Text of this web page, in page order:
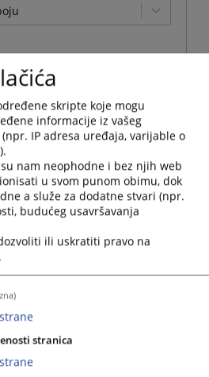
Pretraži
skripte koje mogu
informacije iz vašeg
IP adresa uređaja, varijable o
nam neophodne i bez njih web
u svom punom obimu, dok
a služe za dodatne stvari (npr.
budućeg usavršavanja
ili uskratiti pravo na
stranica